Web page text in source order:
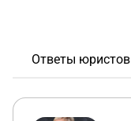
Ответы юристов